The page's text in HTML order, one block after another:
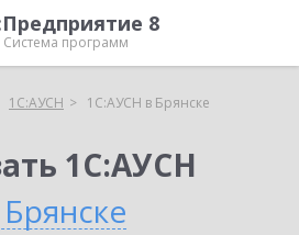
8
Система программ
1С:АУСН 1С:АУСН в Брянске
1С:АУСН